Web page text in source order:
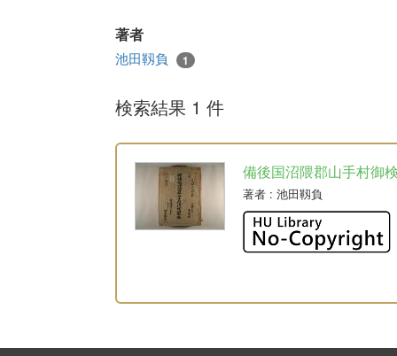
著者
池田靱負 1
検索結果 1 件
備後国沼隈郡山手村御
著者 : 池田靱負